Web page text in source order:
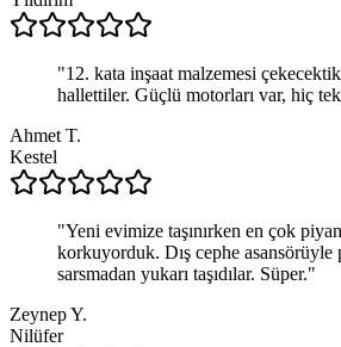
"12. kata inşaat malzemesi
hallettiler. Güçlü motorları var, hiç
Ahmet T.
Kestel
"Yeni evimize taşınırken en çok
korkuyorduk. Dış cephe asansörüyle
sarsmadan yukarı taşıdılar. Süper."
Zeynep Y.
Nilüfer